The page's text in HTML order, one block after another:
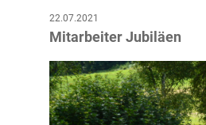
22.07.2021
Mitarbeiter Jubiläen